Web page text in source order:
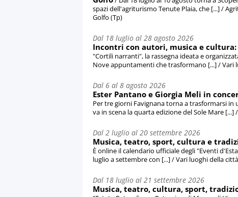
spazi dell'agriturismo Tenute Plaia, che [...] /
Golfo (Tp)
Dal 18 luglio al 28 agosto 2026
Incontri con autori, musica e
"Cortili narranti", la rassegna ideata e
Nove appuntamenti che trasformano [...] / Vari
Dal 6 al 8 agosto 2026
Ester Pantano e Giorgia Meli in
Per tre giorni Favignana torna a trasformarsi in
va in scena la quarta edizione del Sole Mare [...] /
Dal 2 luglio al 20 settembre 2026
Musica, teatro, sport, cultura e
È online il calendario ufficiale degli "Eventi
luglio a settembre con [...] / Vari luoghi della
Dal 18 luglio al 21 settembre 2026
Musica, teatro, cultura, sport,